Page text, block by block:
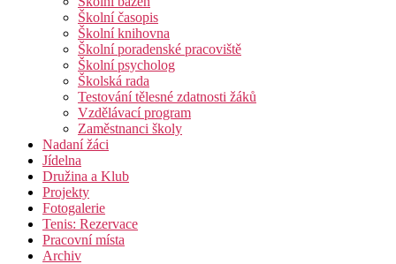
Školní časopis
Školní knihovna
Školní poradenské pracoviště
Školní psycholog
Školská rada
Testování tělesné zdatnosti žáků
Vzdělávací program
Zaměstnanci školy
Nadaní žáci
Jídelna
Družina a Klub
Projekty
Fotogalerie
Tenis: Rezervace
Pracovní místa
Archiv